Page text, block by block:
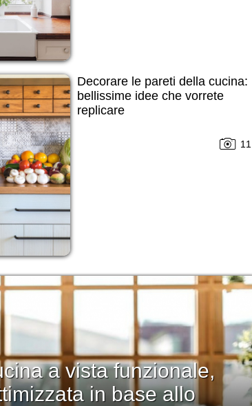
Decorare le pareti della cucina:
bellissime idee che vorrete
replicare
11
a vista funzionale,
in base allo